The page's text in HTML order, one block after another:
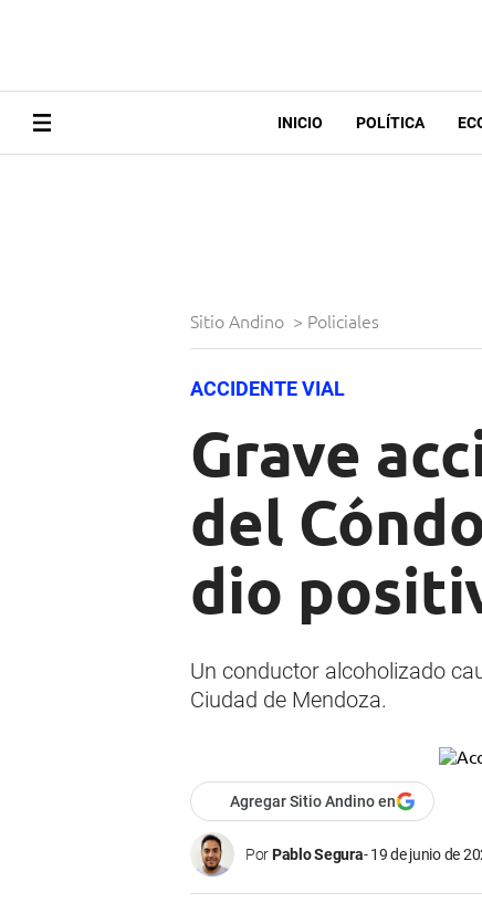
INICIO POLÍTICA
Sitio Andino > Policiales
ACCIDENTE VIAL
Grave
del
dio
Un conductor alcoholizado
Ciudad de Mendoza.
Agregar Sitio Andino en
PorPablo Segura 19 de junio de